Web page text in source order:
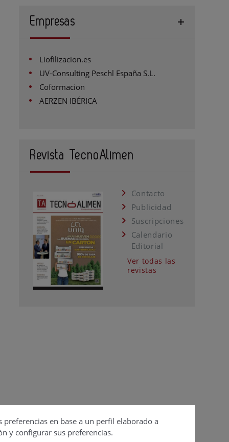
Empresas
Liofilizacion.es
UV-Consulting Peschl España S.L.
Coformacion
AERZEN IBÉRICA
Revista TecnoAlimen
Contacto
Publicidad
Suscripciones
Calendario
Editorial
Ver todas las
revistas
en base a un perfil elaborado a
y configurar sus preferencias.